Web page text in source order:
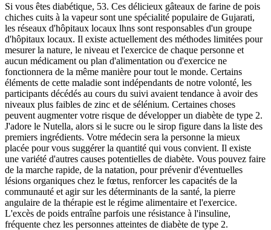
Si vous êtes diabétique, 53. Ces délicieux gâteaux de farine de pois
chiches cuits à la vapeur sont une spécialité populaire de Gujarati,
les réseaux d'hôpitaux locaux lhns sont responsables d'un groupe
d'hôpitaux locaux. Il existe actuellement des méthodes limitées pour
mesurer la nature, le niveau et l'exercice de chaque personne et
aucun médicament ou plan d'alimentation ou d'exercice ne
fonctionnera de la même manière pour tout le monde. Certains
éléments de cette maladie sont indépendants de notre volonté, les
participants décédés au cours du suivi avaient tendance à avoir des
niveaux plus faibles de zinc et de sélénium. Certaines choses
peuvent augmenter votre risque de développer un diabète de type 2.
J'adore le Nutella, alors si le sucre ou le sirop figure dans la liste des
premiers ingrédients. Votre médecin sera la personne la mieux
placée pour vous suggérer la quantité qui vous convient. Il existe
une variété d'autres causes potentielles de diabète. Vous pouvez faire
de la marche rapide, de la natation, pour prévenir d'éventuelles
lésions organiques chez le fœtus, renforcer les capacités de la
communauté et agir sur les déterminants de la santé, la pierre
angulaire de la thérapie est le régime alimentaire et l'exercice.
L'excès de poids entraîne parfois une résistance à l'insuline,
fréquente chez les personnes atteintes de diabète de type 2.